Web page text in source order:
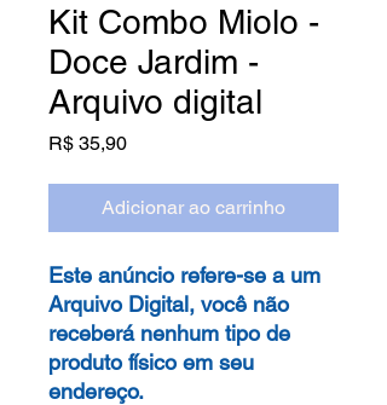
Kit Combo Miolo -
Doce Jardim -
Arquivo digital
R$ 35,90Preço
Adicionar ao carrinho
Este anúncio refere-se a um
Arquivo Digital, você não
receberá nenhum tipo de
produto físico em seu
endereço.